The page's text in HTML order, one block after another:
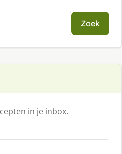
Zoek
in je inbox.